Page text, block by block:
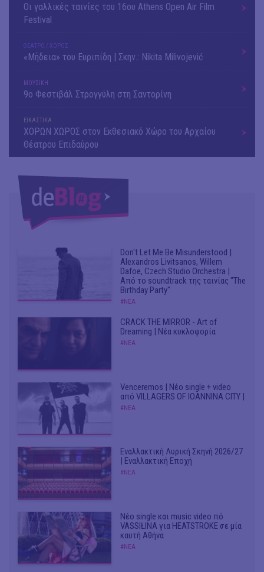
Οι γαλλικές ταινίες του 16ου Athens Open Air Film
Festival
ΘΕΑΤΡΟ / ΧΟΡΟΣ
«Μήδεια» του Ευριπίδη | Σκην.: Nikita Milivojević
ΜΟΥΣΙΚΗ
9o Φεστιβάλ Στρογγύλη στη Σαντορίνη
ΕΙΚΑΣΤΙΚΑ
ΧΟΡΩΝ ΧΩΡΟΣ στον Εκθεσιακό Χώρο του Αρχαίου
Θέατρου Επιδαύρου
Don't Let Me Be Misunderstood |
Alexandros Livitsanos, Willem
Dafoe, Czech Studio Orchestra |
Από το soundtrack της ταινίας "The
Birthday Party"
#ΝΕΑ
CRACK THE MIRROR - Art of
Dreaming | Νέα κυκλοφορία
#ΝΕΑ
Venceremos | Νέο single + video
από VILLAGERS OF IOANNINA CITY |
#ΝΕΑ
Εναλλακτική Λυρική Σκηνή 2026/27
| Εναλλακτική Εποχή
#ΝΕΑ
Νέο single και music video πό
VASSIŁINA για HEATSTROKE σε μία
καυτή Αθήνα
#ΝΕΑ